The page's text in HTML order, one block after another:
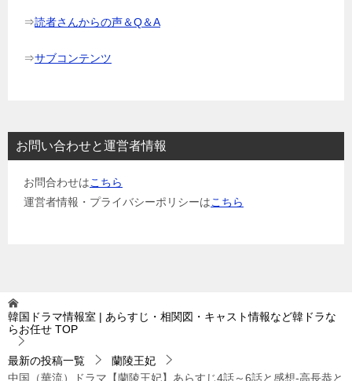
⇒読者さんからの声＆Q＆A
⇒サブコンテンツ
お問い合わせと運営者情報
お問合わせはこちら
運営者情報・プライバシーポリシーはこちら
韓国ドラマ情報室 | あらすじ・相関図・キャスト情報など韓ドラな
らお任せ TOP
最新の投稿一覧
蘭陵王妃
中国（華流）ドラマ【蘭陵王妃】あらすじ4話～6話と感想-高長恭と